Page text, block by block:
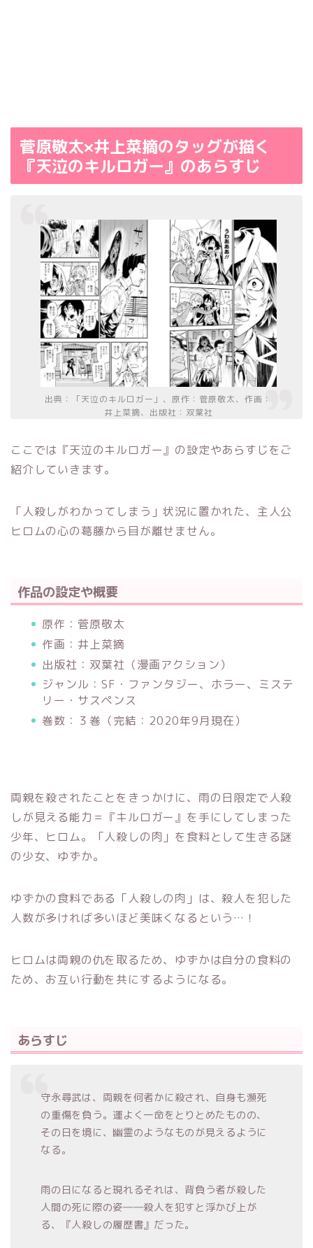
菅原敬太×井上菜摘のタッグが描く
『天泣のキルロガー』のあらすじ
出典：「天泣のキルロガー」、原作：菅原敬太、作画：
井上菜摘、出版社：双葉社
ここでは『天泣のキルロガー』の設定やあらすじをご
紹介していきます。
「人殺しがわかってしまう」状況に置かれた、主人公
ヒロムの心の葛藤から目が離せません。
作品の設定や概要
原作：菅原敬太
作画：井上菜摘
出版社：双葉社（漫画アクション）
ジャンル： SF・ファンタジー、ホラー、ミステ
リー・サスペンス
巻数：３巻（完結：2020年9月現在）
両親を殺されたことをきっかけに、雨の日限定で人殺
しが見える能力＝『キルロガー』を手にしてしまった
少年、ヒロム。「人殺しの肉」を食料として生きる謎
の少女、ゆずか。
ゆずかの食料である「人殺しの肉」は、殺人を犯した
人数が多ければ多いほど美味くなるという…！
ヒロムは両親の仇を取るため、ゆずかは自分の食料の
ため、お互い行動を共にするようになる。
あらすじ
守永尋武は、両親を何者かに殺され、自身も瀕死
の重傷を負う。運よく一命をとりとめたものの、
その日を境に、幽霊のようなものが見えるように
なる。
雨の日になると現れるそれは、背負う者が殺した
人間の死に際の姿――殺人を犯すと浮かび上が
る、『人殺しの履歴書』だった。